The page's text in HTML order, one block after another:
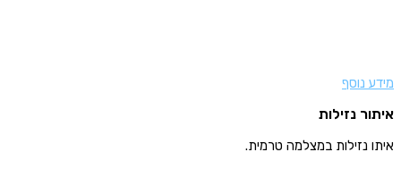
מידע נוסף
איתור נזילות
איתו נזילות במצלמה טרמית.